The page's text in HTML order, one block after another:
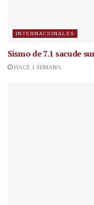
INTERNACIONALES
Sismo de 7.1 sacude
HACE 1 SEMANA